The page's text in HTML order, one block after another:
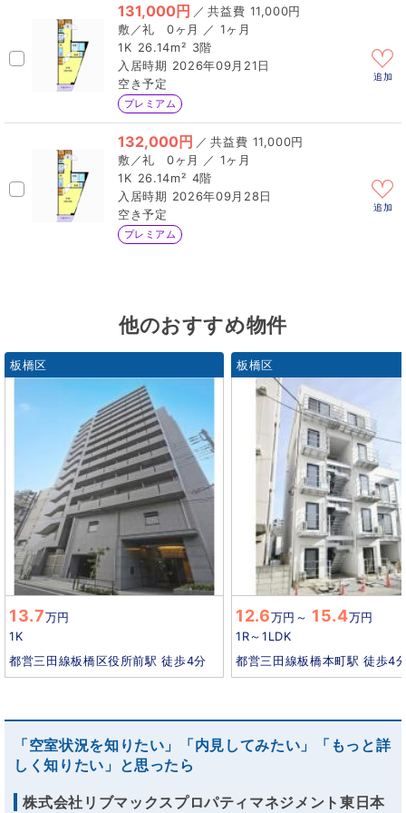
131,000円 ／
11,000円
0ヶ月 ／ 1ヶ月
1K 26.14m² 3階
2026年09月21日
空き予定
プレミアム
追加
132,000円 ／
11,000円
0ヶ月 ／ 1ヶ月
1K 26.14m² 4階
2026年09月28日
空き予定
プレミアム
追加
他のおすすめ物件
板橋区
13.7万円
1K
都営三田線板橋区役所前駅 徒歩4分
板橋区
12.6万円 ～ 15.4万円
1R～1LDK
都営三田線板橋本町駅 徒歩4
「空室状況を知りたい」「内見してみたい」「もっと詳
しく知りたい」と思ったら
株式会社リブマックスプロパティマネジメント東日本